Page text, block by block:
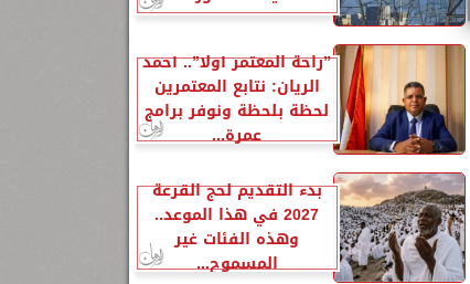
”راحة المعتمر أولًا”.. أحمد
الريان: نتابع المعتمرين
لحظة بلحظة ونوفر برامج
عمرة...
بدء التقديم لحج القرعة
2027 في هذا الموعد..
وهذه الفئات غير
المسموح...